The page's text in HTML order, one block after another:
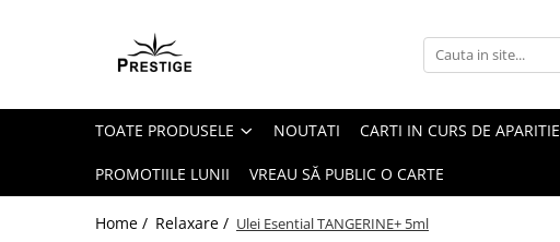
Toate Produsele
Pachete Speciale Carti
Spiritualitate - Ezoterism
AngelConnection
TOATE PRODUSELE NOUTATI CARTI IN CURS DE APARITIE
PROMOTIILE LUNII VREAU SĂ PUBLIC O CARTE
Home / Relaxare / Ulei Esential TANGERINE+ 5ml